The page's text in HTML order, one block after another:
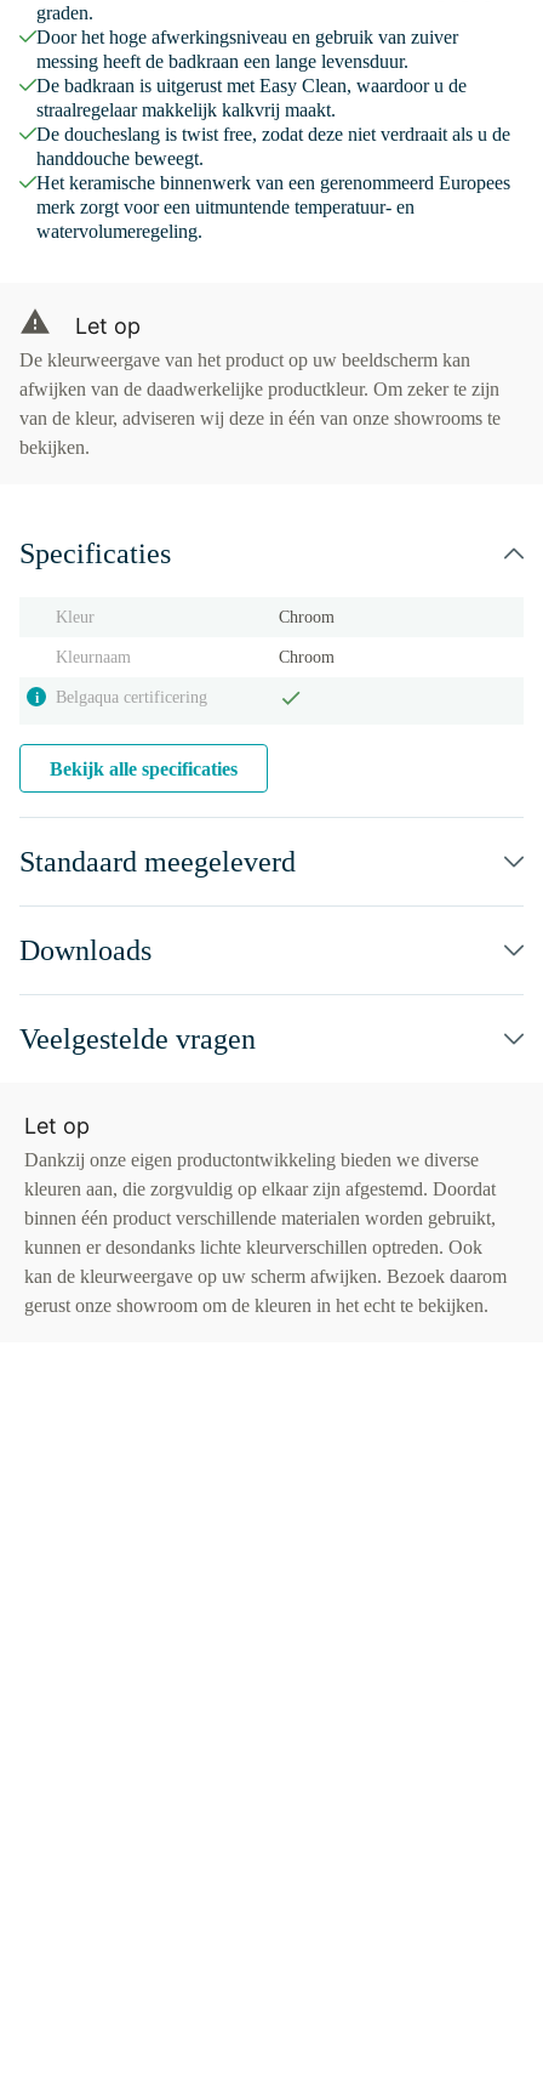
graden.
Door het hoge afwerkingsniveau en gebruik van zuiver
messing heeft de badkraan een lange levensduur.
De badkraan is uitgerust met Easy Clean, waardoor u de
straalregelaar makkelijk kalkvrij maakt.
De doucheslang is twist free, zodat deze niet verdraait als u de
handdouche beweegt.
Het keramische binnenwerk van een gerenommeerd Europees
merk zorgt voor een uitmuntende temperatuur- en
watervolumeregeling.
Let op
De kleurweergave van het product op uw beeldscherm kan
afwijken van de daadwerkelijke productkleur. Om zeker te zijn
van de kleur, adviseren wij deze in één van onze showrooms te
bekijken.
Specificaties
Kleur Chroom
Kleurnaam Chroom
i Belgaqua certificering
Bekijk alle specificaties
Standaard meegeleverd
Downloads
Veelgestelde vragen
Let op
Dankzij onze eigen productontwikkeling bieden we diverse
kleuren aan, die zorgvuldig op elkaar zijn afgestemd. Doordat
binnen één product verschillende materialen worden gebruikt,
kunnen er desondanks lichte kleurverschillen optreden. Ook
kan de kleurweergave op uw scherm afwijken. Bezoek daarom
gerust onze showroom om de kleuren in het echt te bekijken.